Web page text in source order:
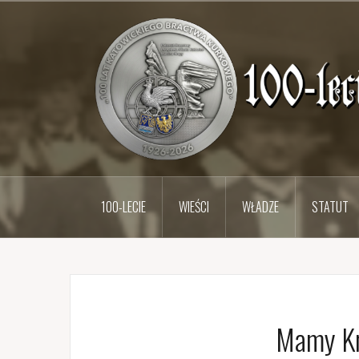
100-LECIE WIEŚCI WŁADZE STATUT
Mamy